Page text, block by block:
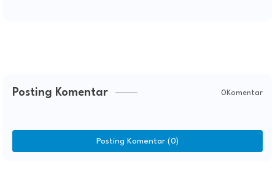
Posting Komentar 0Komentar
Posting Komentar (0)